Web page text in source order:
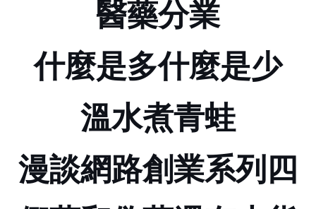
醫藥分業
什麼是多??什麼是少??
溫水煮青蛙
漫談網路創業系列四